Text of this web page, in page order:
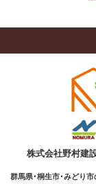
株式会社野村建
群馬県･桐生市･みどり